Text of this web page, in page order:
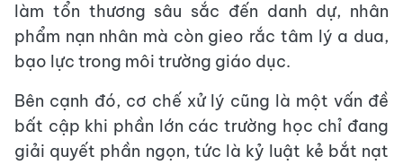
làm tổn thương sâu sắc đến danh dự, nhân
phẩm nạn nhân mà còn gieo rắc tâm lý a dua,
bạo lực trong môi trường giáo dục.
Bên cạnh đó, cơ chế xử lý cũng là một vấn đề
bất cập khi phần lớn các trường học chỉ đang
giải quyết phần ngọn, tức là kỷ luật kẻ bắt nạt